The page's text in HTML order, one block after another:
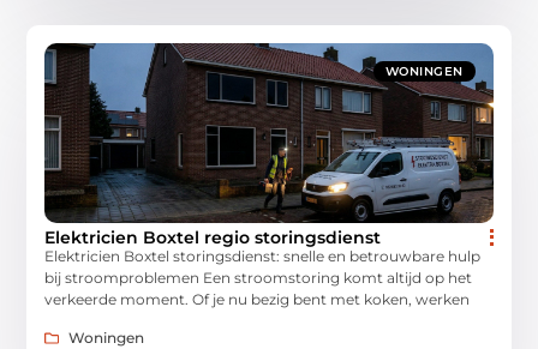
WONINGEN
Elektricien Boxtel regio storingsdienst
Elektricien Boxtel storingsdienst: snelle en betrouwbare hulp
bij stroomproblemen Een stroomstoring komt altijd op het
verkeerde moment. Of je nu bezig bent met koken, werken
Woningen